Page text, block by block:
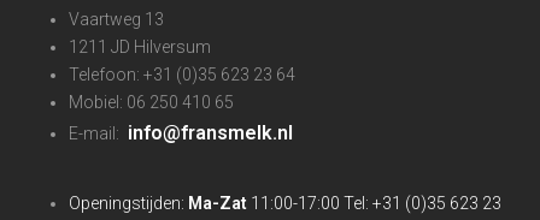
Vaartweg 13
1211 JD Hilversum
Telefoon: +31 (0)35 623 23 64
Mobiel: 06 250 410 65
E-mail: info@fransmelk.nl
Openingstijden: Ma-Zat 11:00-17:00 Tel: +31 (0)35 623 23